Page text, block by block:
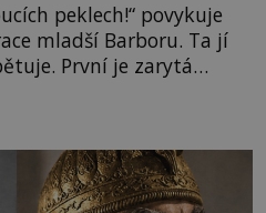
peklech!“ povykuje
mladší Barboru. Ta jí
První je zarytá
kališnice. A každá z
slavného hradu
boje. Za manželku má